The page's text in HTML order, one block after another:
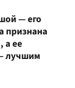
— его
признана
а ее
лучшим